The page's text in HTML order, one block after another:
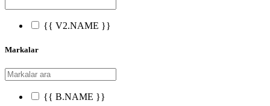
{{ V2.NAME }}
Markalar
{{ B.NAME }}